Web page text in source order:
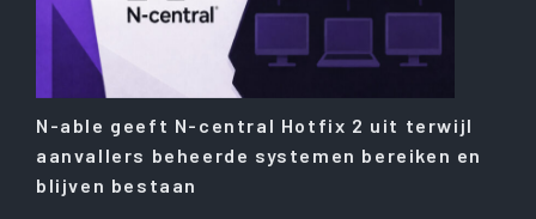
N-able geeft N-central Hotfix 2 uit terwijl
aanvallers beheerde systemen bereiken en
blijven bestaan